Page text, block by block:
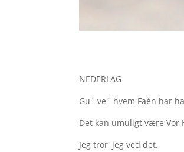
NEDERLAG
Gu´ ve´ hvem Faén har
Det kan umuligt være Vor
Jeg tror, jeg ved det.